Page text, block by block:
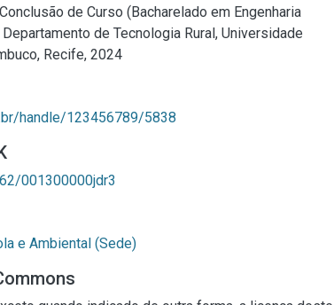
de Curso (Bacharelado em Engenharia
de Tecnologia Rural, Universidade
Recife, 2024
handle/123456789/5838
001300000jdr3
e Ambiental (Sede)